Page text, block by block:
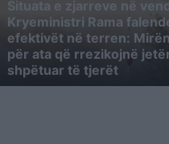
Situata e zjarreve në
Kryeministri Rama
efektivët në terren:
për ata që rrezikojnë
shpëtuar të tjerët